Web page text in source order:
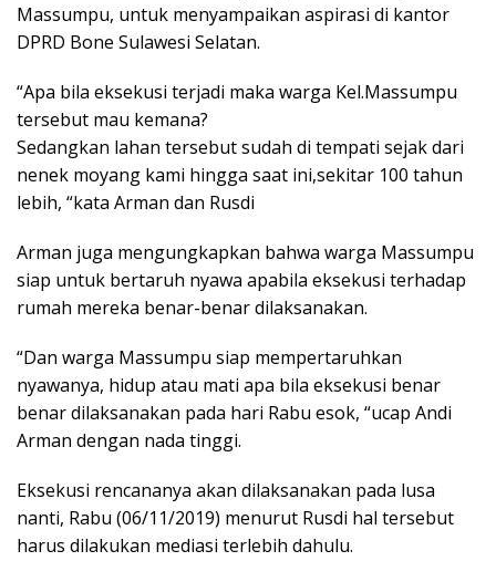
Massumpu, untuk menyampaikan aspirasi di kantor
DPRD Bone Sulawesi Selatan.
“Apa bila eksekusi terjadi maka warga Kel.Massumpu
tersebut mau kemana?
Sedangkan lahan tersebut sudah di tempati sejak dari
nenek moyang kami hingga saat ini,sekitar 100 tahun
lebih, “kata Arman dan Rusdi
Arman juga mengungkapkan bahwa warga Massumpu
siap untuk bertaruh nyawa apabila eksekusi terhadap
rumah mereka benar-benar dilaksanakan.
“Dan warga Massumpu siap mempertaruhkan
nyawanya, hidup atau mati apa bila eksekusi benar
benar dilaksanakan pada hari Rabu esok, “ucap Andi
Arman dengan nada tinggi.
Eksekusi rencananya akan dilaksanakan pada lusa
nanti, Rabu (06/11/2019) menurut Rusdi hal tersebut
harus dilakukan mediasi terlebih dahulu.